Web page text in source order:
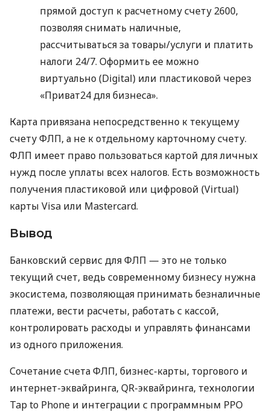
прямой доступ к расчетному счету 2600,
позволяя снимать наличные,
рассчитываться за товары/услуги и платить
налоги 24/7. Оформить ее можно
виртуально (Digital) или пластиковой через
«Приват24 для бизнеса».
Карта привязана непосредственно к текущему
счету ФЛП, а не к отдельному карточному счету.
ФЛП имеет право пользоваться картой для личных
нужд после уплаты всех налогов. Есть возможность
получения пластиковой или цифровой (Virtual)
карты Visa или Mastercard.
Вывод
Банковский сервис для ФЛП — это не только
текущий счет, ведь современному бизнесу нужна
экосистема, позволяющая принимать безналичные
платежи, вести расчеты, работать с кассой,
контролировать расходы и управлять финансами
из одного приложения.
Сочетание счета ФЛП, бизнес-карты, торгового и
интернет-эквайринга, QR-эквайринга, технологии
Tap to Phone и интеграции с программным РРО